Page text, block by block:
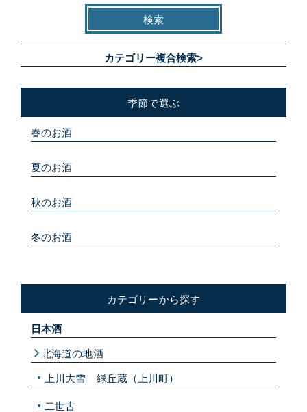
カテゴリー複合検索>
季節で選ぶ
春のお酒
夏のお酒
秋のお酒
冬のお酒
カテゴリーから探す
日本酒
北海道の地酒
上川大雪 緑丘蔵（上川町）
二世古